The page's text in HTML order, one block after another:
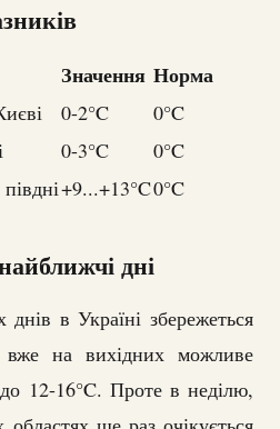
Значення Норма
0-2°C
0°C
0-3°C
0°C
+9...+13°C0°C
дні
в Україні збережеться
вже на вихідних можливе
12-16°C. Проте в неділю,